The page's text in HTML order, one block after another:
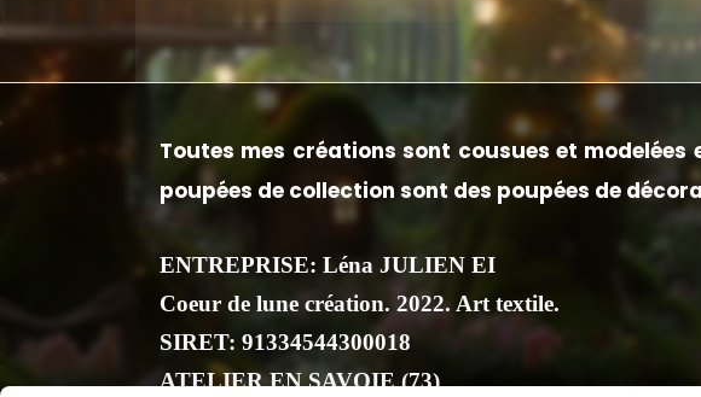
Toutes mes créations sont cousues et modelées
poupées de collection sont des poupées de
ENTREPRISE: Léna JULIEN EI
Coeur de lune création. 2022. Art textile.
SIRET: 91334544300018
ATELIER EN SAVOIE (73)